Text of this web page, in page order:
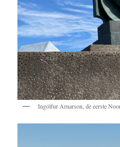
Ingólfur Arnarson, de eerste